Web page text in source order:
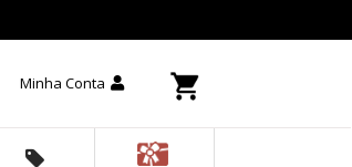
Minha Conta